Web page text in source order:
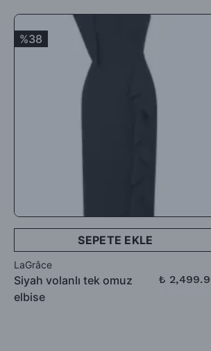
Satın aldığınız ürünler için Hediye Çeki,
iadesi talep edebilirsiniz.
%38
SEPETE EKLE
LaGrâce
Siyah volanlı tek omuz
elbise
₺